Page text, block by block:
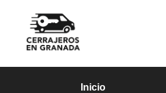
Inicio